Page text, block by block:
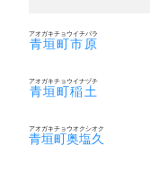
青垣町市原
アオガキチョウイチバラ
青垣町稲土
アオガキチョウイナヅチ
青垣町奥塩久
アオガキチョウオクシオク